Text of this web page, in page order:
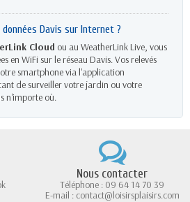
Davis sur Internet ?
Cloud ou au WeatherLink Live, vous
en WiFi sur le réseau Davis. Vos relevés
smartphone via l'application
de surveiller votre jardin ou votre
n'importe où.
Nous contacter
Téléphone : 09 64 14 70 39
E-mail : contact@loisirsplaisirs.com